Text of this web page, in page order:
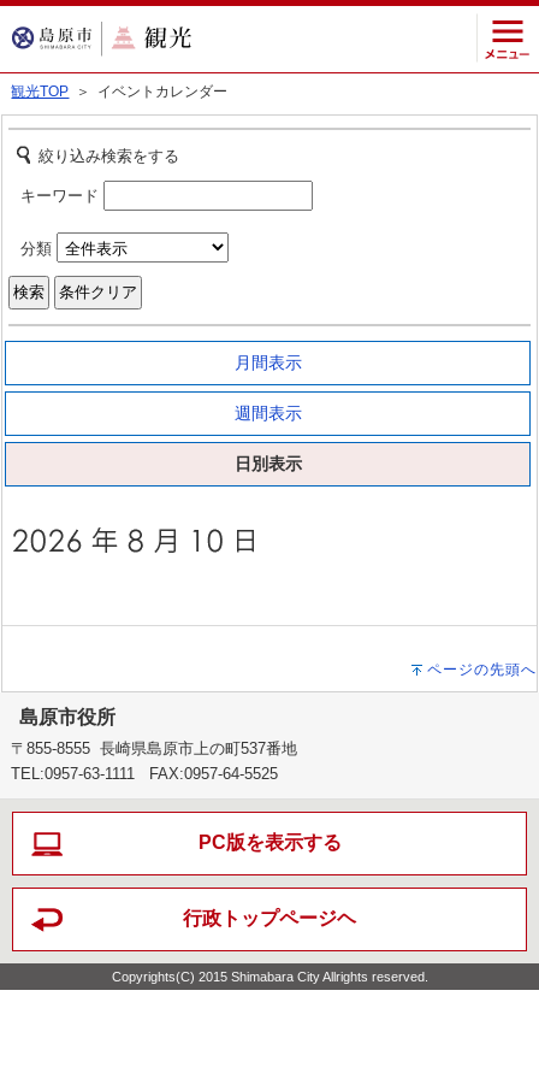
観光TOP ＞ イベントカレンダー
絞り込み検索をする
キーワード
分類
月間表示
週間表示
日別表示
ページの先頭へ
島原市役所
〒855-8555 長崎県島原市上の町537番地
TEL:0957-63-1111 FAX:0957-64-5525
PC版を表示する
行政トップページヘ
Copyrights(C) 2015 Shimabara City Allrights reserved.